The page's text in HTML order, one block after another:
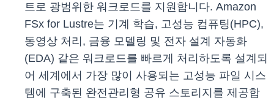
트로 광범위한 워크로드를 지원합니다. Amazon
FSx for Lustre는 기계 학습, 고성능 컴퓨팅(HPC),
동영상 처리, 금융 모델링 및 전자 설계 자동화
(EDA) 같은 워크로드를 빠르게 처리하도록 설계되
어 세계에서 가장 많이 사용되는 고성능 파일 시스
템에 구축된 완전관리형 공유 스토리지를 제공합